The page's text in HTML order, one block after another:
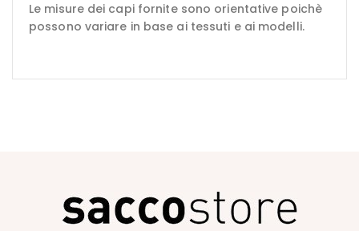
Le misure dei capi fornite sono orientative poichè
possono variare in base ai tessuti e ai modelli.